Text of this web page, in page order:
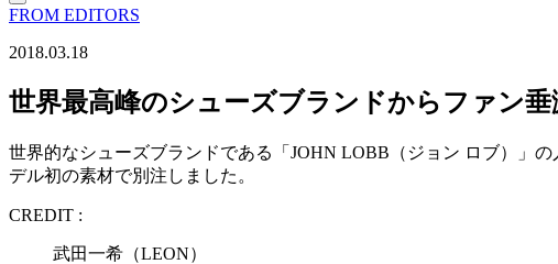
FROM EDITORS
2018.03.18
世界最高峰のシューズブランドからファン垂
世界的なシューズブランドである「JOHN LOBB（ジョン ロブ）」
デル初の素材で別注しました。
CREDIT :
武田一希（LEON）